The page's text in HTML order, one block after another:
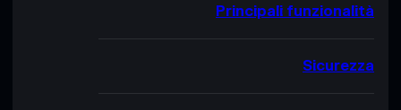
Principali funzionalità
Sicurezza